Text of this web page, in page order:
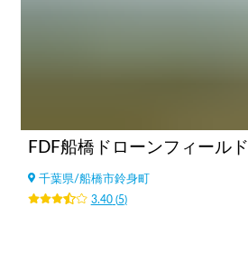
FDF船橋ドローンフィールド
千葉県/船橋市鈴身町
3.40(5)